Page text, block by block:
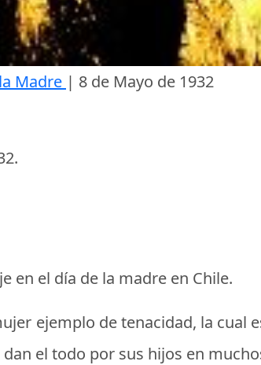
Madre | 8 de Mayo de 1932
.
en el día de la madre en Chile.
ejemplo de tenacidad, la cual
el todo por sus hijos en